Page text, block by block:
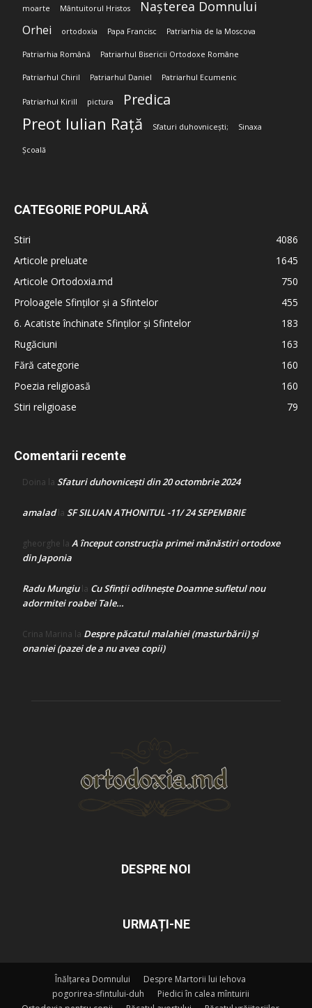
moarte Mântuitorul Hristos Nașterea Domnului
Orhei ortodoxia Papa Francisc Patriarhia de la Moscova
Patriarhia Română Patriarhul Bisericii Ortodoxe Române
Patriarhul Chiril Patriarhul Daniel Patriarhul Ecumenic
Patriarhul Kirill pictura Predica
Preot Iulian Rață Sfaturi duhovnicești; Sinaxa
Școală
CATEGORIE POPULARĂ
Stiri
4086
Articole preluate
1645
Articole Ortodoxia.md
750
Proloagele Sfinților și a Sfintelor
455
6. Acatiste închinate Sfinților și Sfintelor
183
Rugăciuni
163
Fără categorie
160
Poezia religioasă
160
Stiri religioase
79
Comentarii recente
Doina la Sfaturi duhovnicești din 20 octombrie 2024
amaladla SF SILUAN ATHONITUL -11/ 24 SEPEMBRIE
gheorghe la A început construcţia primei mănăstiri ortodoxe
din Japonia
Radu Mungiula Cu Sfinții odihnește Doamne sufletul nou
adormitei roabei Tale…
Crina Marina la Despre păcatul malahiei (masturbării) şi
onaniei (pazei de a nu avea copii)
DESPRE NOI
URMAȚI-NE
Înălțarea Domnului
Despre Martorii lui Iehova
pogorirea-sfintului-duh
Piedici în calea mîntuirii